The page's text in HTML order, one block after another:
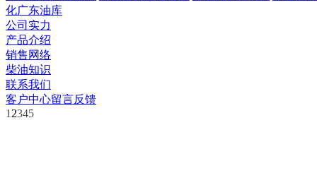
化广东油库
公司实力
产品介绍
销售网络
柴油知识
联系我们
客户中心留言反馈
1 2345